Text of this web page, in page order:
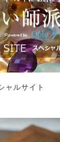
ャルサイト